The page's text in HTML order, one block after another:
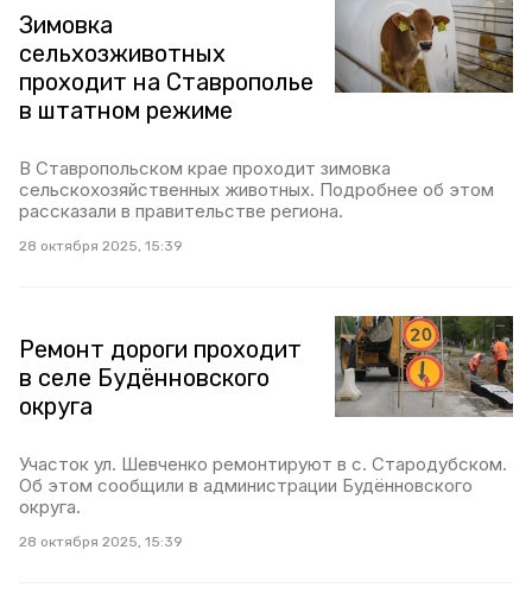
Зимовка
сельхозживотных
проходит на Ставрополье
в штатном режиме
В Ставропольском крае проходит зимовка
сельскохозяйственных животных. Подробнее об этом
рассказали в правительстве региона.
28 октября 2025, 15:39
Ремонт дороги проходит
в селе Будённовского
округа
Участок ул. Шевченко ремонтируют в с. Стародубском.
Об этом сообщили в администрации Будённовского
округа.
28 октября 2025, 15:39